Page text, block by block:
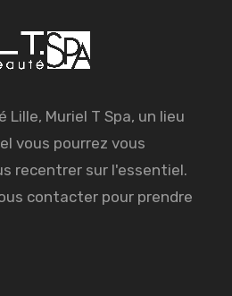
Muriel T Spa, un lieu
vous pourrez vous
recentrer sur l'essentiel.
contacter pour prendre